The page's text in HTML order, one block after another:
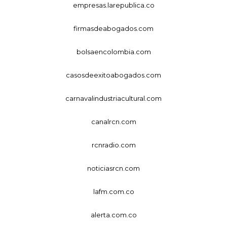
empresas.larepublica.co
firmasdeabogados.com
bolsaencolombia.com
casosdeexitoabogados.com
carnavalindustriacultural.com
canalrcn.com
rcnradio.com
noticiasrcn.com
lafm.com.co
alerta.com.co